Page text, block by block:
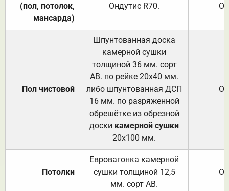
(пол, потолок,
мансарда)
Ондутис R70.
Пол чистовой
Шпунтованная доска
камерной сушки
толщиной 36 мм. сорт
АВ. по рейке 20х40 мм.
либо шпунтованная ДСП
16 мм. по разряженной
обрешётке из обрезной
доски камерной сушки
20х100 мм.
Потолки
Евровагонка камерной
сушки толщиной 12,5
мм. сорт АВ.